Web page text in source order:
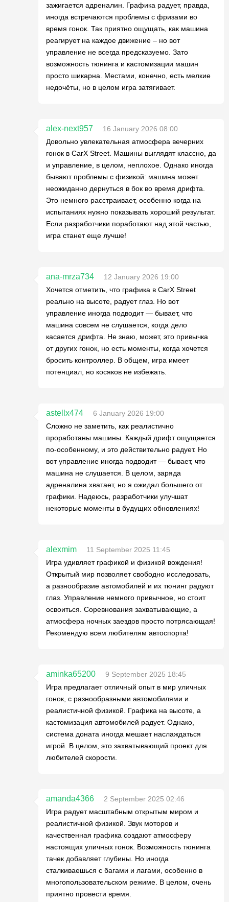
зажигается адреналин. Графика радует, правда,
иногда встречаются проблемы с фризами во
время гонок. Так приятно ощущать, как машина
реагирует на каждое движение – но вот
управление не всегда предсказуемо. Зато
возможность тюнинга и кастомизации машин
просто шикарна. Местами, конечно, есть мелкие
недочёты, но в целом игра затягивает.
alex-next957
16 January 2026 08:00
Довольно увлекательная атмосфера вечерних
гонок в CarX Street. Машины выглядят классно, да
и управление, в целом, неплохое. Однако иногда
бывают проблемы с физикой: машина может
неожиданно дернуться в бок во время дрифта.
Это немного расстраивает, особенно когда на
испытаниях нужно показывать хороший результат.
Если разработчики поработают над этой частью,
игра станет еще лучше!
ana-mrza734
12 January 2026 19:00
Хочется отметить, что графика в CarX Street
реально на высоте, радует глаз. Но вот
управление иногда подводит — бывает, что
машина совсем не слушается, когда дело
касается дрифта. Не знаю, может, это привычка
от других гонок, но есть моменты, когда хочется
бросить контроллер. В общем, игра имеет
потенциал, но косяков не избежать.
astellx474
6 January 2026 19:00
Сложно не заметить, как реалистично
проработаны машины. Каждый дрифт ощущается
по-особенному, и это действительно радует. Но
вот управление иногда подводит — бывает, что
машина не слушается. В целом, заряда
адреналина хватает, но я ожидал большего от
графики. Надеюсь, разработчики улучшат
некоторые моменты в будущих обновлениях!
alexmim
11 September 2025 11:45
Игра удивляет графикой и физикой вождения!
Открытый мир позволяет свободно исследовать,
а разнообразие автомобилей и их тюнинг радуют
глаз. Управление немного привычное, но стоит
освоиться. Соревнования захватывающие, а
атмосфера ночных заездов просто потрясающая!
Рекомендую всем любителям автоспорта!
aminka65200
9 September 2025 18:45
Игра предлагает отличный опыт в мир уличных
гонок, с разнообразными автомобилями и
реалистичной физикой. Графика на высоте, а
кастомизация автомобилей радует. Однако,
система доната иногда мешает наслаждаться
игрой. В целом, это захватывающий проект для
любителей скорости.
amanda4366
2 September 2025 02:46
Игра радует масштабным открытым миром и
реалистичной физикой. Звук моторов и
качественная графика создают атмосферу
настоящих уличных гонок. Возможность тюнинга
тачек добавляет глубины. Но иногда
сталкиваешься с багами и лагами, особенно в
многопользовательском режиме. В целом, очень
приятно провести время.